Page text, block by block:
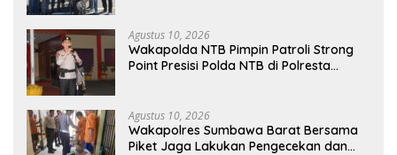
Agustus 10, 2026
Wakapolda NTB Pimpin Patroli Strong
Point Presisi Polda NTB di Polresta
Agustus 10, 2026
Wakapolres Sumbawa Barat Bersama
Piket Jaga Lakukan Pengecekan dan